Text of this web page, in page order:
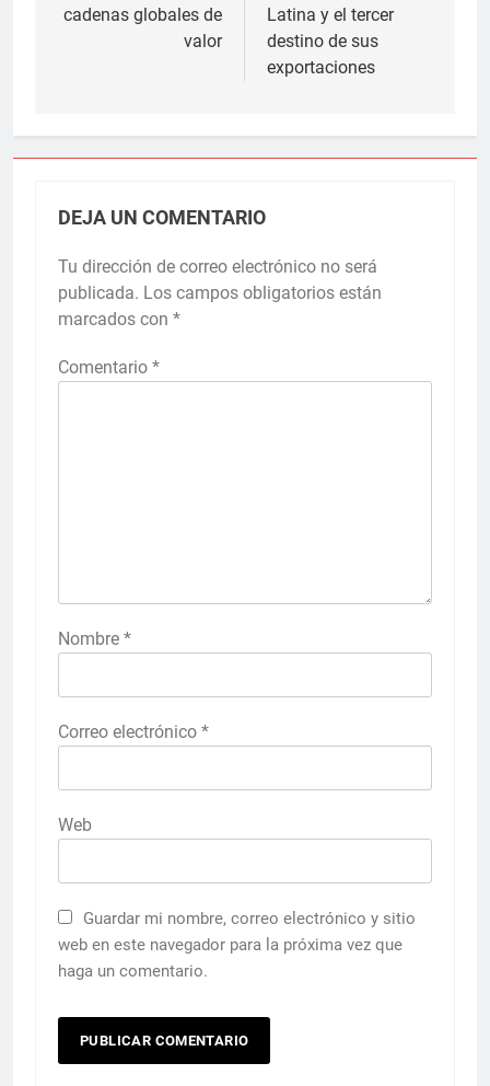
cadenas globales de
valor
Latina y el tercer
destino de sus
exportaciones
DEJA UN COMENTARIO
Tu dirección de correo electrónico no será
publicada. Los campos obligatorios están
marcados con *
Comentario *
Nombre *
Correo electrónico *
Web
Guardar mi nombre, correo electrónico y sitio
web en este navegador para la próxima vez que
haga un comentario.